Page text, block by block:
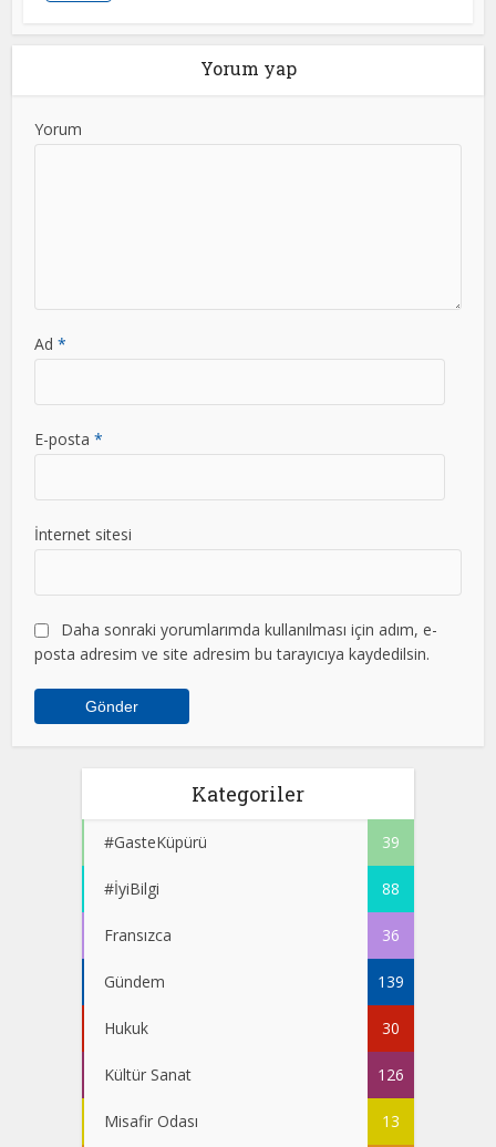
Yorum yap
Yorum
Ad*
E-posta*
İnternet sitesi
Daha sonraki yorumlarımda kullanılması için adım, e-
posta adresim ve site adresim bu tarayıcıya kaydedilsin.
Kategoriler
#GasteKüpürü 39
#İyiBilgi 88
Fransızca 36
Gündem 139
Hukuk 30
Kültür Sanat 126
Misafir Odası 13